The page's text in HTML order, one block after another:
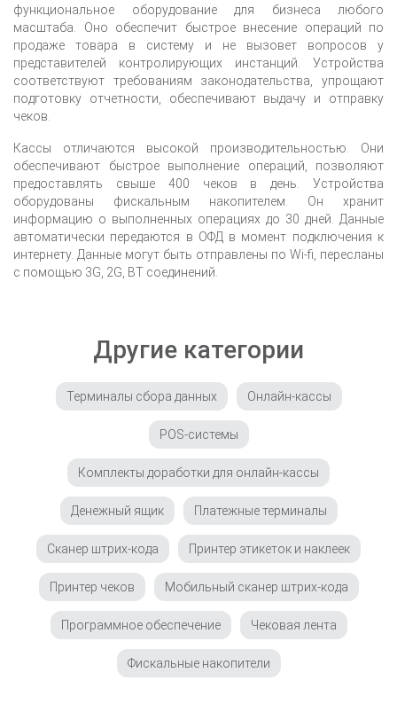
функциональное оборудование для бизнеса любого
масштаба. Оно обеспечит быстрое внесение операций по
продаже товара в систему и не вызовет вопросов у
представителей контролирующих инстанций. Устройства
соответствуют требованиям законодательства, упрощают
подготовку отчетности, обеспечивают выдачу и отправку
чеков.
Кассы отличаются высокой производительностью. Они
обеспечивают быстрое выполнение операций, позволяют
предоставлять свыше 400 чеков в день. Устройства
оборудованы фискальным накопителем. Он хранит
информацию о выполненных операциях до 30 дней. Данные
автоматически передаются в ОФД в момент подключения к
интернету. Данные могут быть отправлены по Wi-fi, пересланы
с помощью 3G, 2G, BT соединений.
Другие категории
Терминалы сбора данных Онлайн-кассы
POS-системы
Комплекты доработки для онлайн-кассы
Денежный ящик Платежные терминалы
Сканер штрих-кода Принтер этикеток и наклеек
Принтер чеков Мобильный сканер штрих-кода
Программное обеспечение Чековая лента
Фискальные накопители